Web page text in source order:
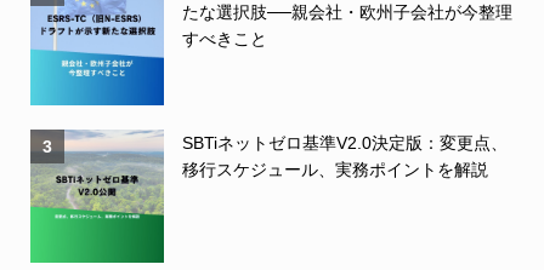
たな選択肢──親会社・欧州子会社が今整理
すべきこと
3
SBTiネットゼロ基準V2.0決定版：変更点、
移行スケジュール、実務ポイントを解説